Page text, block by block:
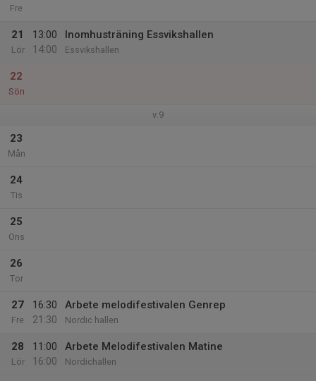
Fre
21
Lör
13:00
14:00
Inomhusträning Essvikshallen
Essvikshallen
22
Sön
v.9
23
Mån
24
Tis
25
Ons
26
Tor
27
Fre
16:30
21:30
Arbete melodifestivalen Genrep
Nordic hallen
28
Lör
11:00
16:00
Arbete Melodifestivalen Matine
Nordichallen